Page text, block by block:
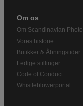
Om os
Om Scandinavian Photo
Vores historie
Butikker & Åbningstider
Ledige stillinger
Code of Conduct
Whistleblowerportal